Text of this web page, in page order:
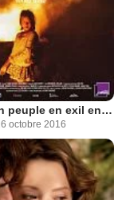
Ta’ang, un peuple en exil entre Chine et Birmanie
octobre 2016